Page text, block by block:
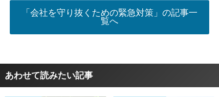
「会社を守り抜くための緊急対策」の記事一
覧へ
あわせて読みたい記事